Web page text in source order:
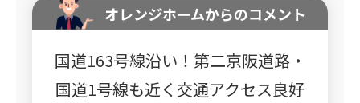
オレンジホームからのコメント
国道163号線沿い！第二京阪道路・
国道1号線も近く交通アクセス良好